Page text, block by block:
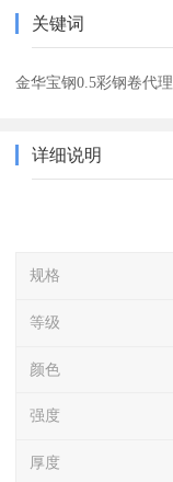
关键词
金华宝钢0.5彩钢卷代理
详细说明
规格
等级
颜色
强度
厚度